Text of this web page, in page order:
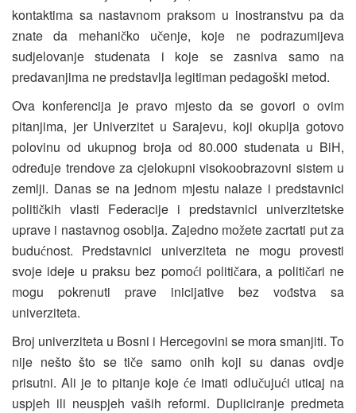
kontaktima sa nastavnom praksom u inostranstvu pa da
znate da mehaničko učenje, koje ne podrazumijeva
sudjelovanje studenata i koje se zasniva samo na
predavanjima ne predstavlja legitiman pedagoški metod.
Ova konferencija je pravo mjesto da se govori o ovim
pitanjima, jer Univerzitet u Sarajevu, koji okuplja gotovo
polovinu od ukupnog broja od 80.000 studenata u BiH,
određuje trendove za cjelokupni visokoobrazovni sistem u
zemlji. Danas se na jednom mjestu nalaze i predstavnici
političkih vlasti Federacije i predstavnici univerzitetske
uprave i nastavnog osoblja. Zajedno možete zacrtati put za
budućnost. Predstavnici univerziteta ne mogu provesti
svoje ideje u praksu bez pomoći političara, a političari ne
mogu pokrenuti prave inicijative bez vođstva sa
univerziteta.
Broj univerziteta u Bosni i Hercegovini se mora smanjiti. To
nije nešto što se tiče samo onih koji su danas ovdje
prisutni. Ali je to pitanje kojeće imati odlučujući uticaj na
uspjeh ili neuspjeh vaših reformi. Dupliciranje predmeta